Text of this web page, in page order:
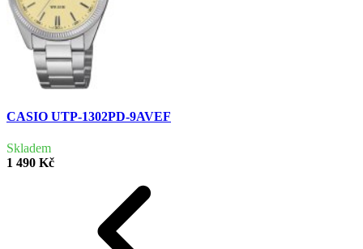
CASIO UTP-1302PD-9AVEF
Skladem
1 490 Kč